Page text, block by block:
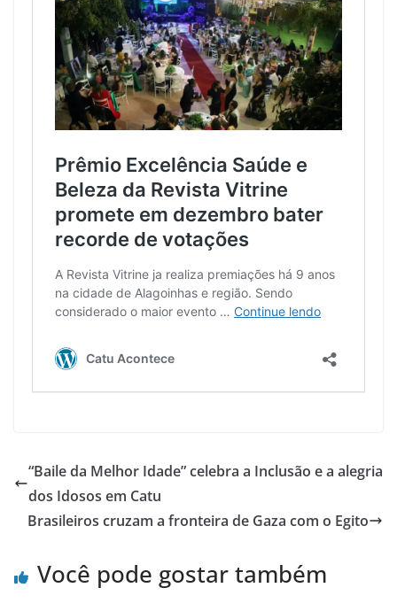
“Baile da Melhor Idade” celebra a Inclusão e a alegria
dos Idosos em Catu
Brasileiros cruzam a fronteira de Gaza com o Egito
Você pode gostar também